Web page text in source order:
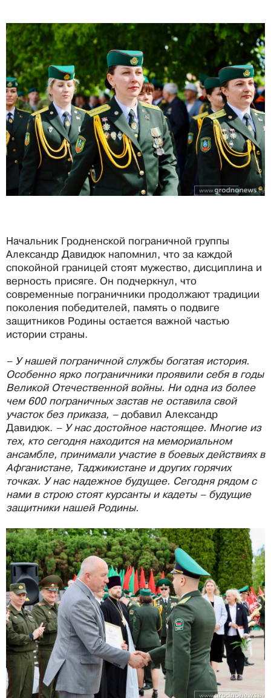
Начальник Гродненской пограничной группы
Александр Давидюк напомнил, что за каждой
спокойной границей стоят мужество, дисциплина и
верность присяге. Он подчеркнул, что
современные пограничники продолжают традиции
поколения победителей, память о подвиге
защитников Родины остается важной частью
истории страны.
– У нашей пограничной службы богатая история.
Особенно ярко пограничники проявили себя в годы
Великой Отечественной войны. Ни одна из более
чем 600 пограничных застав не оставила свой
участок без приказа, –добавил Александр
Давидюк. – У нас достойное настоящее. Многие из
тех, кто сегодня находится на мемориальном
ансамбле, принимали участие в боевых действиях в
Афганистане, Таджикистане и других горячих
точках. У нас надежное будущее. Сегодня рядом с
нами в строю стоят курсанты и кадеты – будущие
защитники нашей Родины.